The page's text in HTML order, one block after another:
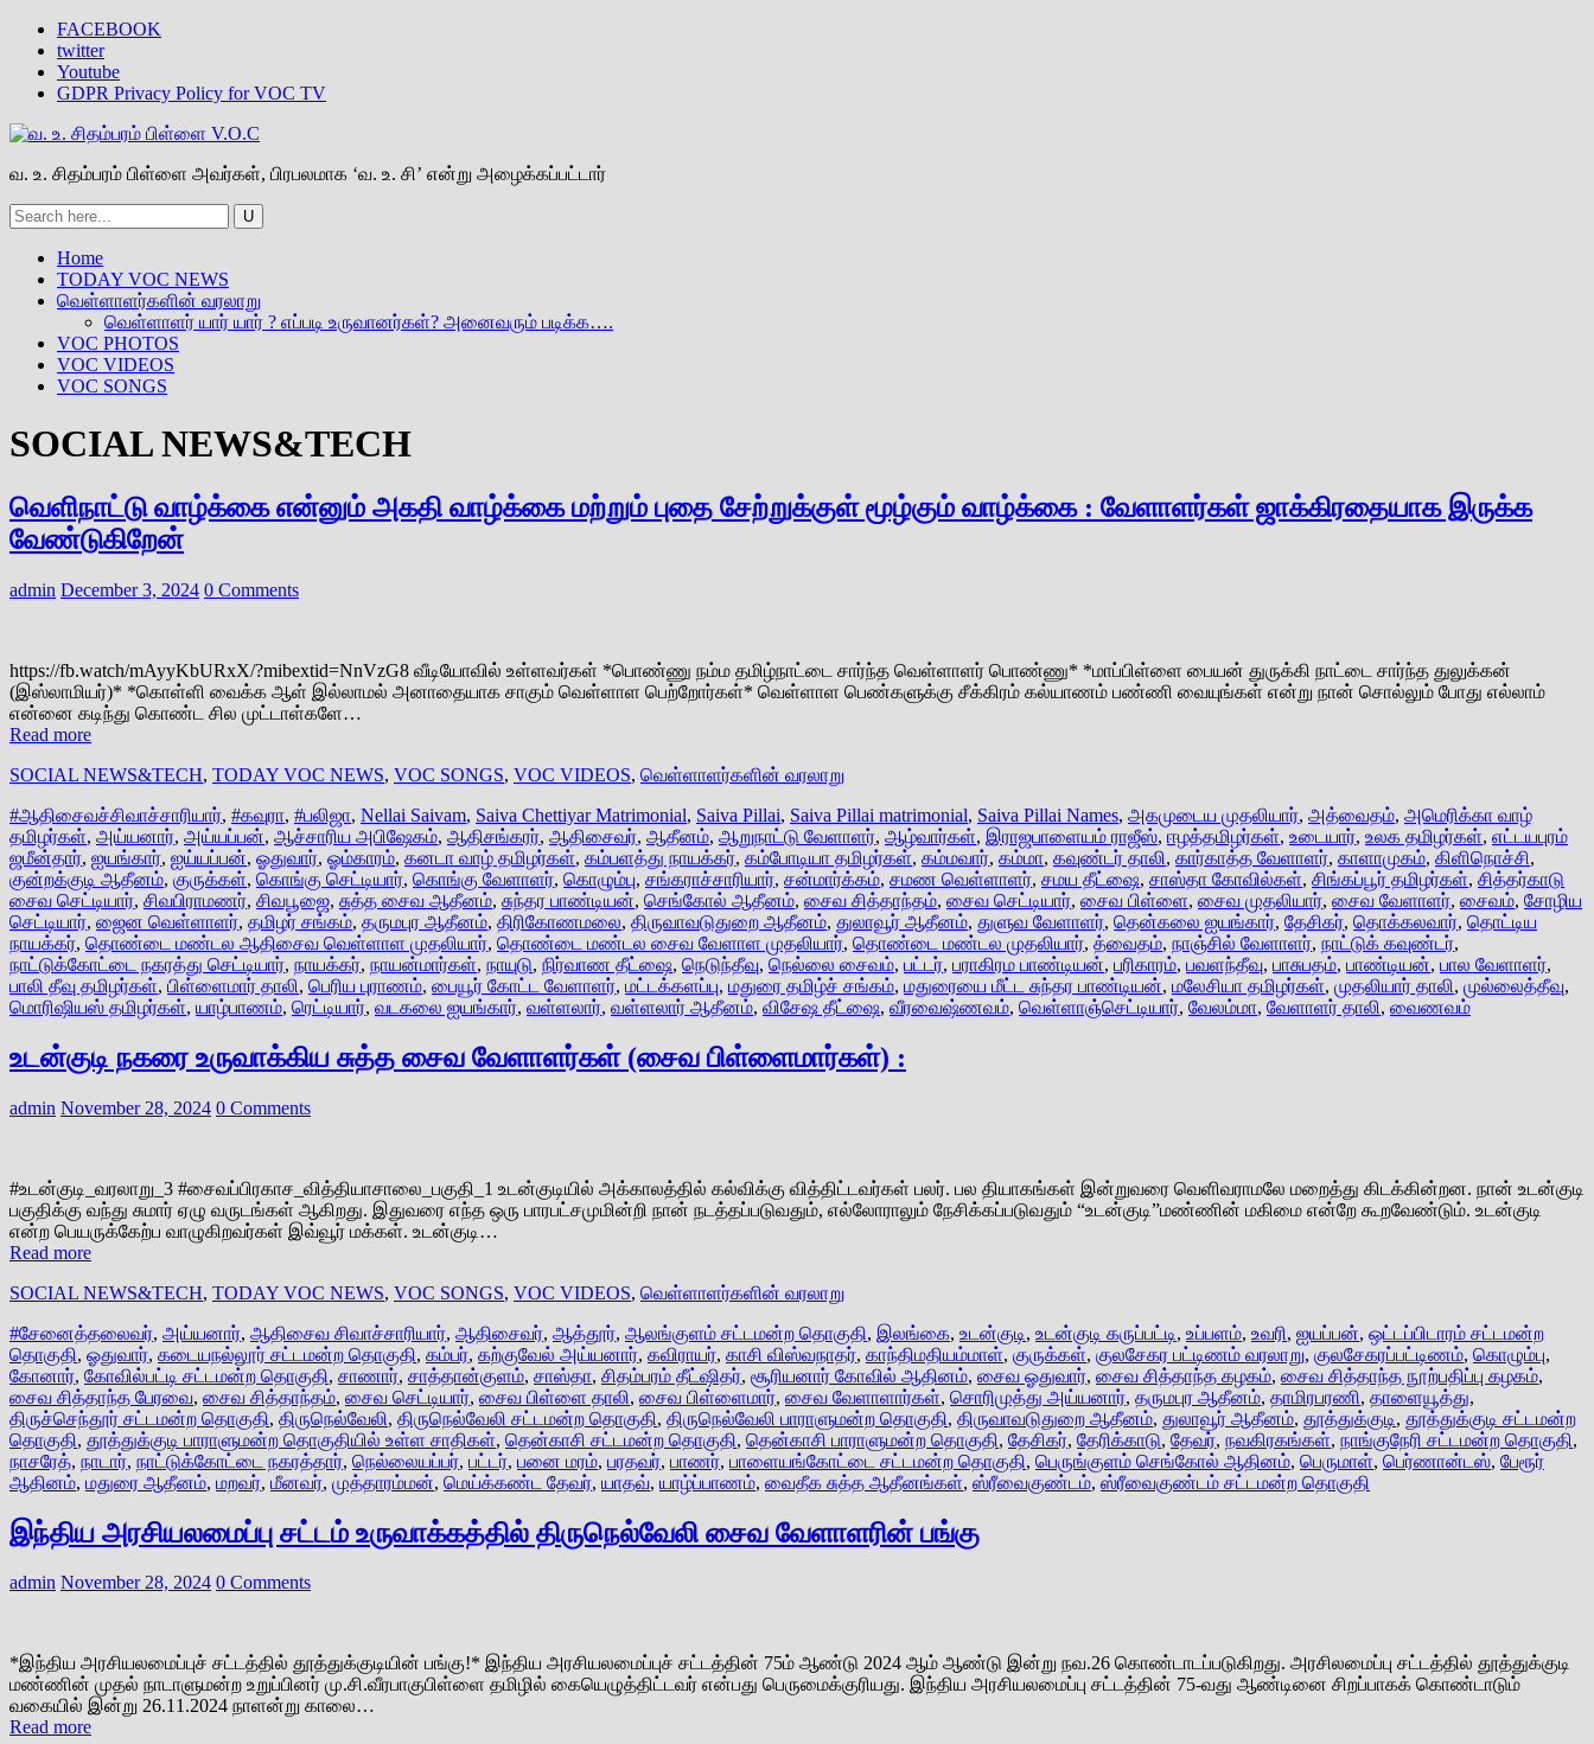
FACEBOOK
twitter
Youtube
GDPR Privacy Policy for VOC TV
வ. உ. சிதம்பரம் பிள்ளை அவர்கள், பிரபலமாக ‘வ. உ. சி’ என்று அழைக்கப்பட்டார்
Home
TODAY VOC NEWS
வெள்ளாளர்களின் வரலாறு
வெள்ளாளர் யார் யார் ? எப்படி உருவானர்கள்? அனைவரும் படிக்க….
VOC PHOTOS
VOC VIDEOS
VOC SONGS
SOCIAL NEWS&TECH
வெளிநாட்டு வாழ்க்கை என்னும் அகதி வாழ்க்கை மற்றும் புதை சேற்றுக்குள் மூழ்கும் வாழ்க்கை : வேளாளர்கள் ஜாக்கிரதையாக இருக்க
வேண்டுகிறேன்
admin December 3, 2024 0 Comments
https://fb.watch/mAyyKbURxX/?mibextid=NnVzG8 வீடியோவில் உள்ளவர்கள் *பொண்ணு நம்ம தமிழ்நாட்டை சார்ந்த வெள்ளாளர் பொண்ணு* *மாப்பிள்ளை பையன் துருக்கி நாட்டை சார்ந்த துலுக்கன்
(இஸ்லாமியர்)* *கொள்ளி வைக்க ஆள் இல்லாமல் அனாதையாக சாகும் வெள்ளாள பெற்றோர்கள்* வெள்ளாள பெண்களுக்கு சீக்கிரம் கல்யாணம் பண்ணி வையுங்கள் என்று நான் சொல்லும் போது எல்லாம்
என்னை கடிந்து கொண்ட சில முட்டாள்களே…
Read more
SOCIAL NEWS&TECH, TODAY VOC NEWS, VOC SONGS, VOC VIDEOS, வெள்ளாளர்களின் வரலாறு
#ஆதிசைவச்சிவாச்சாரியார், #கவுரா, #பலிஜா, Nellai Saivam, Saiva Chettiyar Matrimonial, Saiva Pillai, Saiva Pillai matrimonial, Saiva Pillai Names, அகமுடைய முதலியார், அத்வைதம், அமெரிக்கா வாழ்
தமிழர்கள், அய்யனார், அய்யப்பன், ஆச்சாரிய அபிஷேகம், ஆதிசங்கரர், ஆதிசைவர், ஆதீனம், ஆறுநாட்டு வேளாளர், ஆழ்வார்கள், இராஜபாளையம் ராஜீஸ், ஈழத்தமிழர்கள், உடையார், உலக தமிழர்கள், எட்டயபுரம்
ஜமீன்தார், ஐயங்கார், ஐய்யப்பன், ஓதுவார், ஓம்காரம், கனடா வாழ் தமிழர்கள், கம்பளத்து நாயக்கர், கம்போடியா தமிழர்கள், கம்மவார், கம்மா, கவுண்டர் தாலி, கார்காத்த வேளாளர், காளாமுகம், கிளிநொச்சி,
குன்றக்குடி ஆதீனம், குருக்கள், கொங்கு செட்டியார், கொங்கு வேளாளர், கொழும்பு, சங்கராச்சாரியார், சன்மார்க்கம், சமண வெள்ளாளர், சமய தீட்ஷை, சாஸ்தா கோவில்கள், சிங்கப்பூர் தமிழர்கள், சித்தர்காடு
சைவ செட்டியார், சிவபிராமணர், சிவபூஜை, சுத்த சைவ ஆதீனம், சுந்தர பாண்டியன், செங்கோல் ஆதீனம், சைவ சித்தாந்தம், சைவ செட்டியார், சைவ பிள்ளை, சைவ முதலியார், சைவ வேளாளர், சைவம், சோழிய
செட்டியார், ஜைன வெள்ளாளர், தமிழர் சங்கம், தருமபுர ஆதீனம், திரிகோணமலை, திருவாவடுதுறை ஆதீனம், துலாவூர் ஆதீனம், துளுவ வேளாளர், தென்கலை ஐயங்கார், தேசிகர், தொக்கலவார், தொட்டிய
நாயக்கர், தொண்டை மண்டல ஆதிசைவ வெள்ளாள முதலியார், தொண்டை மண்டல சைவ வேளாள முதலியார், தொண்டை மண்டல முதலியார், த்வைதம், நாஞ்சில் வேளாளர், நாட்டுக் கவுண்டர்,
நாட்டுக்கோட்டை நகரத்து செட்டியார், நாயக்கர், நாயன்மார்கள், நாயுடு, நிர்வாண தீட்ஷை, நெடுந்தீவு, நெல்லை சைவம், பட்டர், பராகிரம பாண்டியன், பரிகாரம், பவளந்தீவு, பாசுபதம், பாண்டியன், பால வேளாளர்,
பாலி தீவு தமிழர்கள், பிள்ளைமார் தாலி, பெரிய புராணம், பையூர் கோட்ட வேளாளர், மட்டக்களப்பு, மதுரை தமிழ்ச் சங்கம், மதுரையை மீட்ட சுந்தர பாண்டியன், மலேசியா தமிழர்கள், முதலியார் தாலி, முல்லைத்தீவு,
மொரிஷியஸ் தமிழர்கள், யாழ்பாணம், ரெட்டியார், வடகலை ஐயங்கார், வள்ளலார், வள்ளலார் ஆதீனம், விசேஷ தீட்ஷை, வீரவைஷ்ணவம், வெள்ளாஞ்செட்டியார், வேலம்மா, வேளாளர் தாலி, வைணவம்
உடன்குடி நகரை உருவாக்கிய சுத்த சைவ வேளாளர்கள் (சைவ பிள்ளைமார்கள்) :
admin November 28, 2024 0 Comments
#உடன்குடி_வரலாறு_3 #சைவப்பிரகாச_வித்தியாசாலை_பகுதி_1 உடன்குடியில் அக்காலத்தில் கல்விக்கு வித்திட்டவர்கள் பலர். பல தியாகங்கள் இன்றுவரை வெளிவராமலே மறைத்து கிடக்கின்றன. நான் உடன்குடி
பகுதிக்கு வந்து சுமார் ஏழு வருடங்கள் ஆகிறது. இதுவரை எந்த ஒரு பாரபட்சமுமின்றி நான் நடத்தப்படுவதும், எல்லோராலும் நேசிக்கப்படுவதும் “உடன்குடி”மண்ணின் மகிமை என்றே கூறவேண்டும். உடன்குடி
என்ற பெயருக்கேற்ப வாழுகிறவர்கள் இவ்வூர் மக்கள். உடன்குடி…
Read more
SOCIAL NEWS&TECH, TODAY VOC NEWS, VOC SONGS, VOC VIDEOS, வெள்ளாளர்களின் வரலாறு
#சேனைத்தலைவர், அய்யனார், ஆதிசைவ சிவாச்சாரியார், ஆதிசைவர், ஆத்தூர், ஆலங்குளம் சட்டமன்ற தொகுதி, இலங்கை, உடன்குடி, உடன்குடி கருப்பட்டி, உப்பளம், உவரி, ஐயப்பன், ஒட்டப்பிடாரம் சட்டமன்ற
தொகுதி, ஓதுவார், கடையநல்லூர் சட்டமன்ற தொகுதி, கம்பர், கற்குவேல் அய்யனார், கவிராயர், காசி விஸ்வநாதர், காந்திமதியம்மாள், குருக்கள், குலசேகர பட்டிணம் வரலாறு, குலசேகரப்பட்டிணம், கொழும்பு,
கோனார், கோவில்பட்டி சட்டமன்ற தொகுதி, சாணார், சாத்தான்குளம், சாஸ்தா, சிதம்பரம் தீட்ஷிதர், சூரியனார் கோவில் ஆதினம், சைவ ஓதுவார், சைவ சித்தாந்த கழகம், சைவ சித்தாந்த நூற்பதிப்பு கழகம்,
சைவ சித்தாந்த பேரவை, சைவ சித்தாந்தம், சைவ செட்டியார், சைவ பிள்ளை தாலி, சைவ பிள்ளைமார், சைவ வேளாளார்கள், சொரிமுத்து அய்யனார், தருமபுர ஆதீனம், தாமிரபரணி, தாளையூத்து,
திருச்செந்தூர் சட்டமன்ற தொகுதி, திருநெல்வேலி, திருநெல்வேலி சட்டமன்ற தொகுதி, திருநெல்வேலி பாராளுமன்ற தொகுதி, திருவாவடுதுறை ஆதீனம், துலாவூர் ஆதீனம், தூத்துக்குடி, தூத்துக்குடி சட்டமன்ற
தொகுதி, தூத்துக்குடி பாராளுமன்ற தொகுதியில் உள்ள சாதிகள், தென்காசி சட்டமன்ற தொகுதி, தென்காசி பாராளுமன்ற தொகுதி, தேசிகர், தேரிக்காடு, தேவர், நவகிரகங்கள், நாங்குநேரி சட்டமன்ற தொகுதி,
நாசரேத், நாடார், நாட்டுக்கோட்டை நகரத்தார், நெல்லையப்பர், பட்டர், பனை மரம், பரதவர், பாணர், பாளையங்கோட்டை சட்டமன்ற தொகுதி, பெருங்குளம் செங்கோல் ஆதினம், பெருமாள், பெர்ணான்டஸ், பேரூர்
ஆதினம், மதுரை ஆதீனம், மறவர், மீனவர், முத்தாரம்மன், மெய்க்கண்ட தேவர், யாதவ், யாழ்ப்பாணம், வைதீக சுத்த ஆதீனங்கள், ஸ்ரீவைகுண்டம், ஸ்ரீவைகுண்டம் சட்டமன்ற தொகுதி
இந்திய அரசியலமைப்பு சட்டம் உருவாக்கத்தில் திருநெல்வேலி சைவ வேளாளரின் பங்கு
admin November 28, 2024 0 Comments
*இந்திய அரசியலமைப்புச் சட்டத்தில் தூத்துக்குடியின் பங்கு!* இந்திய அரசியலமைப்புச் சட்டத்தின் 75ம் ஆண்டு 2024 ஆம் ஆண்டு இன்று நவ.26 கொண்டாடப்படுகிறது. அரசிலமைப்பு சட்டத்தில் தூத்துக்குடி
மண்ணின் முதல் நாடாளுமன்ற உறுப்பினர் மு.சி.வீரபாகுபிள்ளை தமிழில் கையெழுத்திட்டவர் என்பது பெருமைக்குரிய‌து. இந்திய அரசியலமைப்பு சட்டத்தின் 75-வது ஆண்டினை சிறப்பாகக் கொண்டாடும்
வகையில் இன்று 26.11.2024 நாளன்று காலை…
Read more